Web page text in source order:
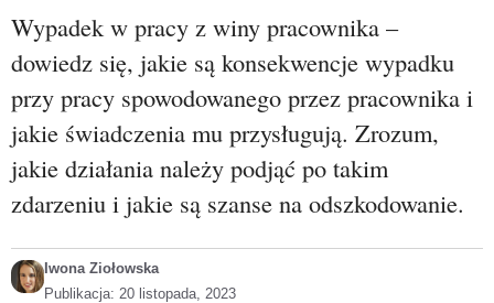
Wypadek w pracy z winy pracownika –
dowiedz się, jakie są konsekwencje wypadku
przy pracy spowodowanego przez pracownika i
jakie świadczenia mu przysługują. Zrozum,
jakie działania należy podjąć po takim
zdarzeniu i jakie są szanse na odszkodowanie.
Iwona Ziołowska
Publikacja: 20 listopada, 2023